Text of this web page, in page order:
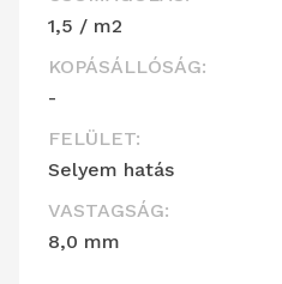
1,5 / m2
KOPÁSÁLLÓSÁG:
-
FELÜLET:
Selyem hatás
VASTAGSÁG:
8,0 mm